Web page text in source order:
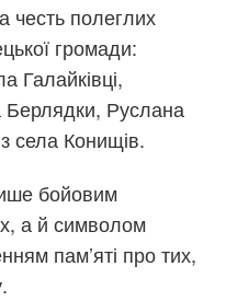
честь полеглих
громади:
Галайківці,
Руслана
села Конищів.
бойовим
а й символом
пам’яті про тих,